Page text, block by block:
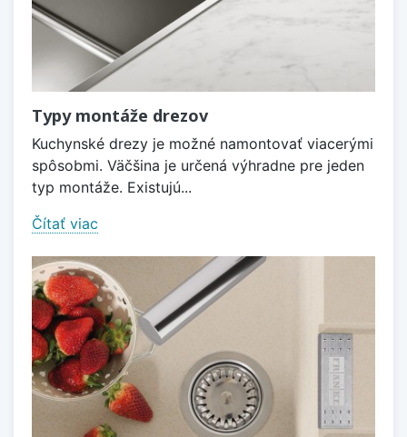
Typy montáže drezov
Kuchynské drezy je možné namontovať viacerými
spôsobmi. Väčšina je určená výhradne pre jeden
typ montáže. Existujú...
Čítať viac